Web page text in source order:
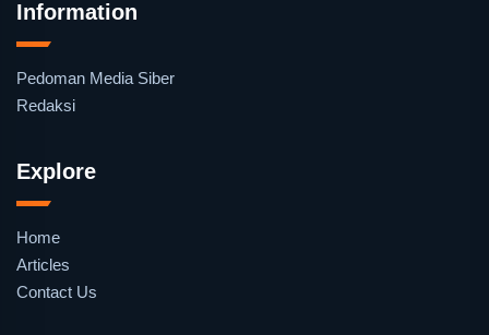
Information
Pedoman Media Siber
Redaksi
Explore
Home
Articles
Contact Us